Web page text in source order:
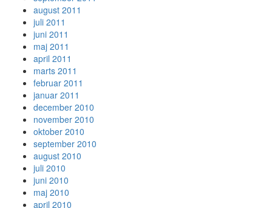
august 2011
juli 2011
juni 2011
maj 2011
april 2011
marts 2011
februar 2011
januar 2011
december 2010
november 2010
oktober 2010
september 2010
august 2010
juli 2010
juni 2010
maj 2010
april 2010